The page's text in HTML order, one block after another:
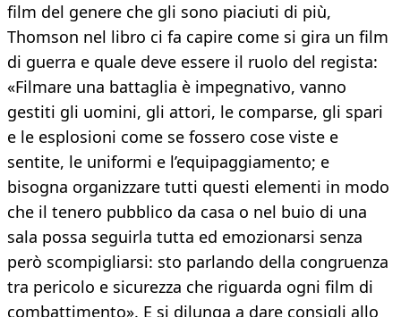
film del genere che gli sono piaciuti di più,
Thomson nel libro ci fa capire come si gira un film
di guerra e quale deve essere il ruolo del regista:
«Filmare una battaglia è impegnativo, vanno
gestiti gli uomini, gli attori, le comparse, gli spari
e le esplosioni come se fossero cose viste e
sentite, le uniformi e l’equipaggiamento; e
bisogna organizzare tutti questi elementi in modo
che il tenero pubblico da casa o nel buio di una
sala possa seguirla tutta ed emozionarsi senza
però scompigliarsi: sto parlando della congruenza
tra pericolo e sicurezza che riguarda ogni film di
combattimento». E si dilunga a dare consigli allo